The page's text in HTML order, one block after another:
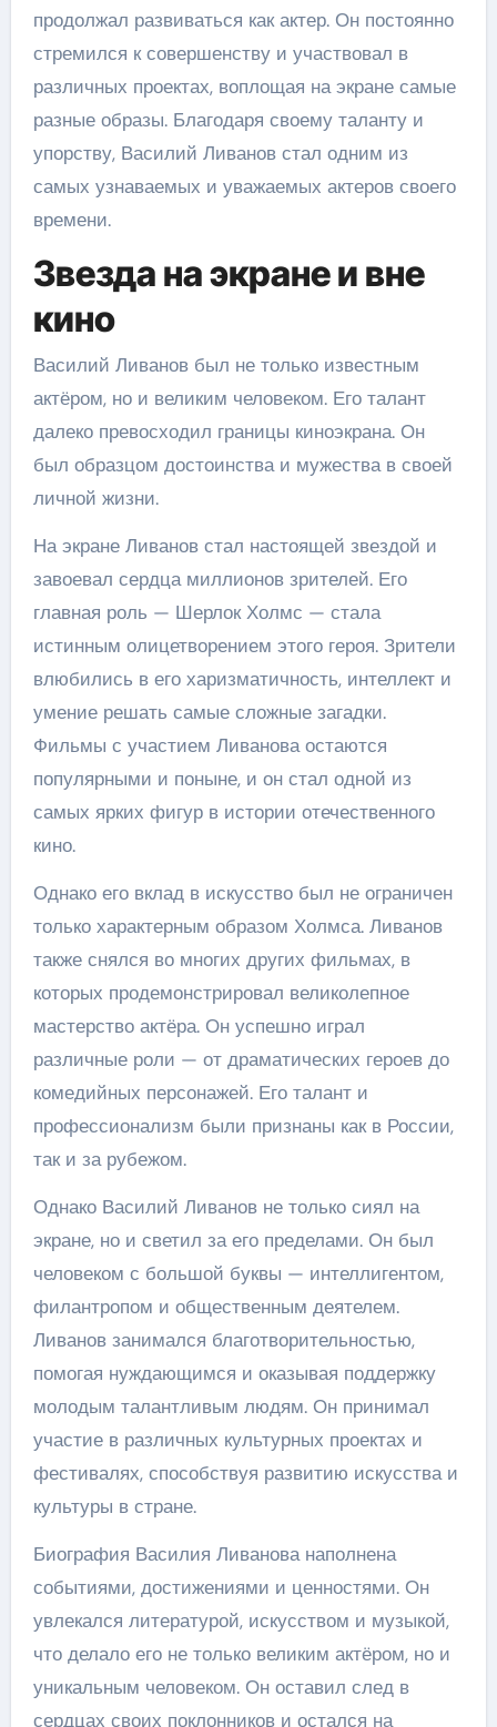
продолжал развиваться как актер. Он постоянно
стремился к совершенству и участвовал в
различных проектах, воплощая на экране самые
разные образы. Благодаря своему таланту и
упорству, Василий Ливанов стал одним из
самых узнаваемых и уважаемых актеров своего
времени.
Звезда на экране и вне
кино
Василий Ливанов был не только известным
актёром, но и великим человеком. Его талант
далеко превосходил границы киноэкрана. Он
был образцом достоинства и мужества в своей
личной жизни.
На экране Ливанов стал настоящей звездой и
завоевал сердца миллионов зрителей. Его
главная роль — Шерлок Холмс — стала
истинным олицетворением этого героя. Зрители
влюбились в его харизматичность, интеллект и
умение решать самые сложные загадки.
Фильмы с участием Ливанова остаются
популярными и поныне, и он стал одной из
самых ярких фигур в истории отечественного
кино.
Однако его вклад в искусство был не ограничен
только характерным образом Холмса. Ливанов
также снялся во многих других фильмах, в
которых продемонстрировал великолепное
мастерство актёра. Он успешно играл
различные роли — от драматических героев до
комедийных персонажей. Его талант и
профессионализм были признаны как в России,
так и за рубежом.
Однако Василий Ливанов не только сиял на
экране, но и светил за его пределами. Он был
человеком с большой буквы — интеллигентом,
филантропом и общественным деятелем.
Ливанов занимался благотворительностью,
помогая нуждающимся и оказывая поддержку
молодым талантливым людям. Он принимал
участие в различных культурных проектах и
фестивалях, способствуя развитию искусства и
культуры в стране.
Биография Василия Ливанова наполнена
событиями, достижениями и ценностями. Он
увлекался литературой, искусством и музыкой,
что делало его не только великим актёром, но и
уникальным человеком. Он оставил след в
сердцах своих поклонников и остался на